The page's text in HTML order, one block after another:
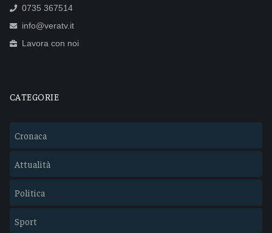
0735 367514
info@veratv.it
Lavora con noi
CATEGORIE
Cronaca
Attualità
Politica
Sport